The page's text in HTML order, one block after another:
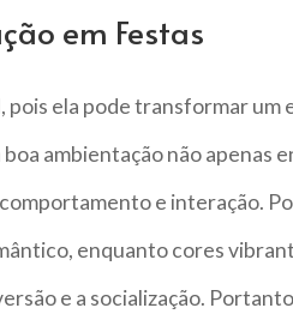
em Festas
ela pode transformar um
ambientação não apenas
e interação.
enquanto cores
e a socialização.